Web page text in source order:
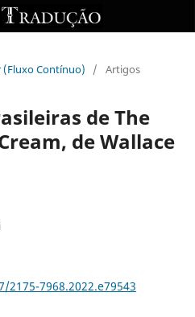
(Fluxo Contínuo)
/ Artigos
de The
de Wallace
7968.2022.e79543